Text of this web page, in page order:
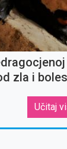
zla i
Učitaj